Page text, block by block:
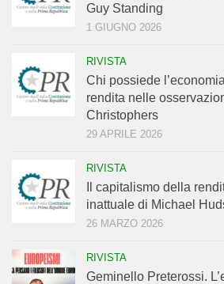
Guy Standing
1 GIUGNO 2026
RIVISTA
Chi possiede
rendita nelle
Christophers
29 APRILE 2026
RIVISTA
Il capitalismo della
inattuale di Michael
26 MARZO 2026
RIVISTA
Geminello Preterossi.